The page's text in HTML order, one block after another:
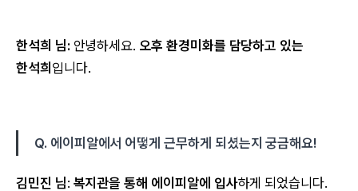
한석희 님: 안녕하세요. 오후 환경미화를 담당하고 있는
한석희 입니다.
Q. 에이피알에서 어떻게 근무하게 되셨는지 궁금해요!
김민진 님: 복지관을 통해 에이피알에 입사하게 되었습니다.